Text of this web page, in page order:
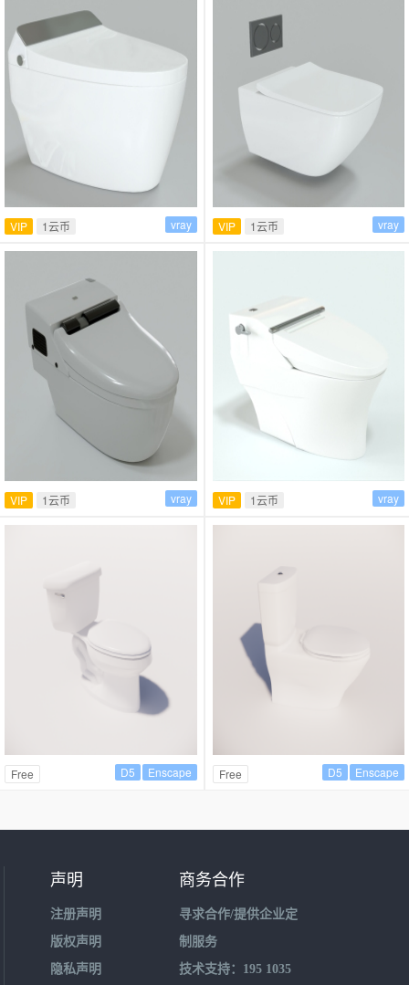
VIP 1云币 vray VIP 1云币 vray
VIP 1云币 vray VIP 1云币 vray
Free Enscape
D5 Free Enscape
D5
声明
注册声明
版权声明
隐私声明
商务合作
寻求合作/提供企业定
制服务
技术支持：195 1035